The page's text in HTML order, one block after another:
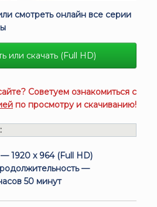
смотреть онлайн все серии
или скачать (Full HD)
Советуем ознакомиться с
по просмотру и скачиванию!
1920 x 964 (Full HD)
—
50 минут